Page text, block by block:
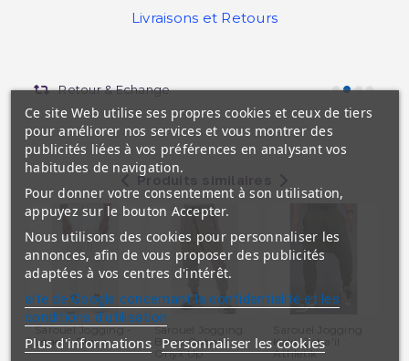
Livraisons et Retours
Retour & Echange
Produits similaires
Sarouel Jogging -
Léger - Blanc -...
Sarouel Jogging
Beige Qaba'il :
Onyx Up
Kaki Qaba'il :
Athletik
Ce site Web utilise ses propres cookies et ceux de tiers
pour améliorer nos services et vous montrer des
publicités liées à vos préférences en analysant vos
habitudes de navigation.
Pour donner votre consentement à son utilisation,
appuyez sur le bouton Accepter.
Nous utilisons des cookies pour personnaliser les
annonces, afin de vous proposer des publicités
adaptées à vos centres d'intérêt.
site de Google concernant la confidentialité et les
conditions d'utilisation
Plus d'informations Personnaliser les cookies